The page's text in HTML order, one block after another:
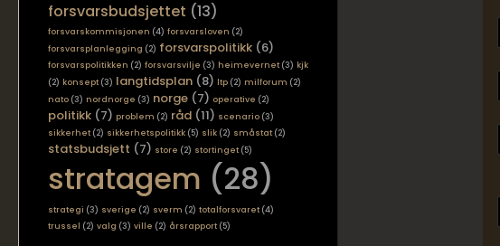
forsvarsbudsjettet (13)
forsvarskommisjonen (4) forsvarsloven (2)
forsvarsplanlegging (2) forsvarspolitikk (6)
forsvarspolitikken (2) forsvarsvilje (3) heimevernet (3) kjk
(2) konsept (3) langtidsplan (8) ltp (2) milforum (2)
nato (3) nordnorge (3) norge (7) operative (2)
politikk (7) problem (2) råd (11) scenario (3)
sikkerhet (2) sikkerhetspolitikk (5) slik (2) småstat (2)
statsbudsjett (7) store (2) stortinget (5)
stratagem (28)
strategi (3) sverige (2) sverm (2) totalforsvaret (4)
trussel (2) valg (3) ville (2) årsrapport (5)